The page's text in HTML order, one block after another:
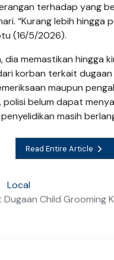
terhadap yang
“Kurang lebih hingga
(16/5/2026).
dia memastikan hingga
korban terkait
maupun
polisi belum dapat
masih
Read Entire Article
Local
Dugaan Child Grooming